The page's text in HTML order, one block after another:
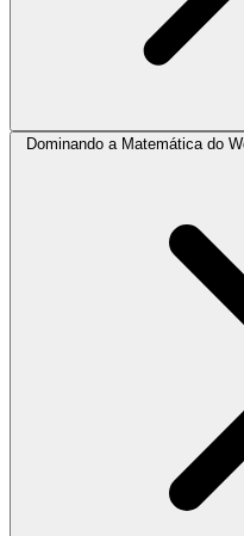
Dominando a Matemática do